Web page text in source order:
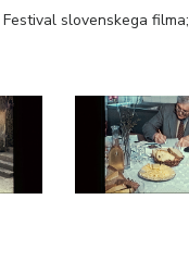
Festival slovenskega